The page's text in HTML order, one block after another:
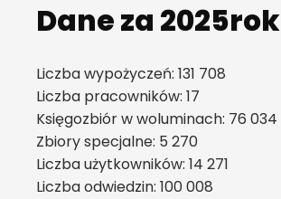
Dane za 2025rok
Liczba wypożyczeń: 131 708
Liczba pracowników: 17
Księgozbiór w woluminach: 76 034
Zbiory specjalne: 5 270
Liczba użytkowników: 14 271
Liczba odwiedzin: 100 008